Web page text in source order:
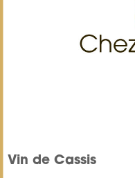
Vin de Cassis